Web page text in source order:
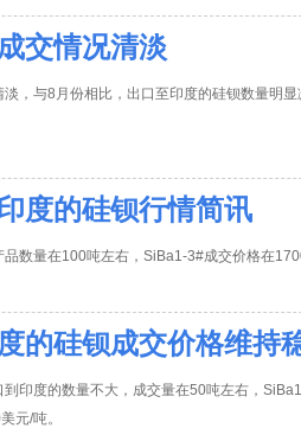
交情况清淡
，与8月份相比，出口至印度的硅钡数量明
度的硅钡行情简讯
数量在100吨左右，SiBa1-3#成交价格在
的硅钡成交价格维持
印度的数量不大，成交量在50吨左右，
元/吨。